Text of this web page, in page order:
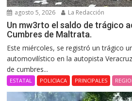
agosto 5, 2026 La Redacción
Un mw3rto el saldo de trágico
Cumbres de Maltrata.
Este miércoles, se registró un trágico
automovilístico en la autopista
de cumbres...
ESTATAL POLICIACA PRINCIPALES